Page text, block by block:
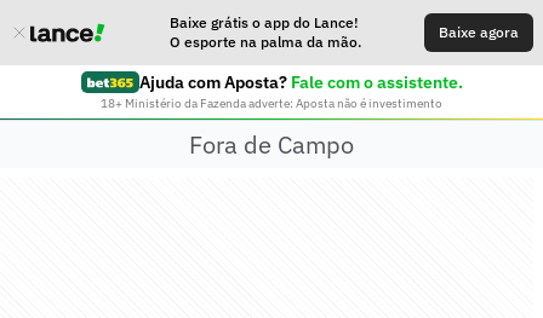
Baixe grátis o app do Lance!
O esporte na palma da mão.
Baixe agora
Ajuda com Aposta? Fale com o assistente.
18+ Ministério da Fazenda adverte: Aposta não é investimento
Fora de Campo